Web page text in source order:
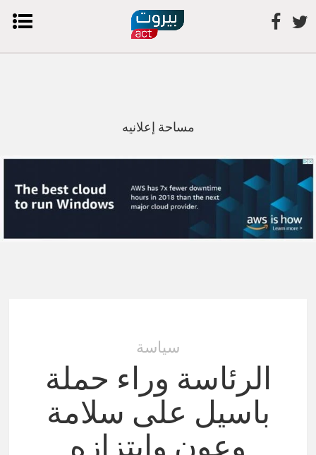
مساحة إعلانيه
سياسة
الرئاسة وراء حملة
باسيل على سلامة
وعون وابتزازه